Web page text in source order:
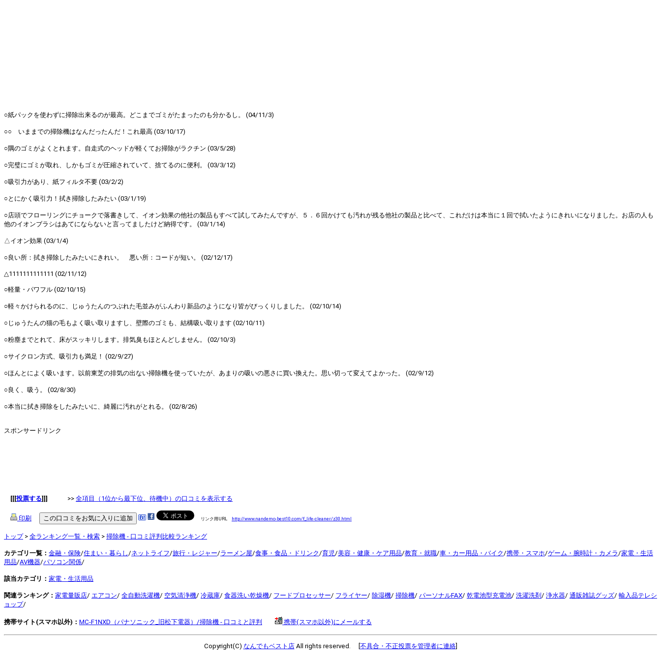
○紙パックを使わずに掃除出来るのが最高。どこまでゴミがたまったのも分かるし。 (04/11/3)
○○ いままでの掃除機はなんだったんだ！これ最高 (03/10/17)
○隅のゴミがよくとれます。自走式のヘッドが軽くてお掃除がラクチン (03/5/28)
○完璧にゴミが取れ、しかもゴミが圧縮されていて、捨てるのに便利。 (03/3/12)
○吸引力があり、紙フィルタ不要 (03/2/2)
○とにかく吸引力！拭き掃除したみたい (03/1/19)
○店頭でフローリングにチョークで落書きして、イオン効果の他社の製品もすべて試してみたんですが、５．６回かけても汚れが残る他社の製品と比べて、これだけは本当に１回で拭いたようにきれいになりました。お店の人も
他のイオンブラシはあてにならないと言ってましたけど納得です。 (03/1/14)
△イオン効果 (03/1/4)
○良い所：拭き掃除したみたいにきれい。 悪い所：コードが短い。 (02/12/17)
△1111111111111 (02/11/12)
○軽量・パワフル (02/10/15)
○軽々かけられるのに、じゅうたんのつぶれた毛並みがふんわり新品のようになり皆がびっくりしました。 (02/10/14)
○じゅうたんの猫の毛もよく吸い取りますし、壁際のゴミも、結構吸い取ります (02/10/11)
○粉塵までとれて、床がスッキリします。排気臭もほとんどしません。 (02/10/3)
○サイクロン方式、吸引力も満足！ (02/9/27)
○ほんとによく吸います。以前東芝の排気の出ない掃除機を使っていたが、あまりの吸いの悪さに買い換えた。思い切って変えてよかった。 (02/9/12)
○良く、吸う。 (02/8/30)
○本当に拭き掃除をしたみたいに、綺麗に汚れがとれる。 (02/8/26)
スポンサードリンク
[[[投票する]]] >> 全項目（1位から最下位、待機中）の口コミを表示する
印刷 リンク用URL http://www.nandemo-best10.com/f_life-cleaner/z30.html
トップ> 全ランキング一覧・検索 > 掃除機 - 口コミ評判比較ランキング
カテゴリ一覧： 金融・保険/住まい・暮らし/ネットライフ/旅行・レジャー/ラーメン屋/食事・食品・ドリンク/育児/美容・健康・ケア用品/教育・就職/車・カー用品・バイク/携帯・スマホ/ゲーム・腕時計・カメラ/家電・生活
用品/AV機器/パソコン関係/
該当カテゴリ： 家電・生活用品
関連ランキング： 家電量販店/ エアコン/ 全自動洗濯機/ 空気清浄機/ 冷蔵庫/ 食器洗い乾燥機/ フードプロセッサー/ フライヤー/ 除湿機/ 掃除機/ パーソナルFAX/ 乾電池型充電池/ 洗濯洗剤 / 浄水器/ 通販雑誌グッズ/ 輸入品テレシ
ョップ/
携帯サイト(スマホ以外)： MC-F1NXD（パナソニック_旧松下電器）/掃除機 - 口コミと評判 携帯(スマホ以外)にメールする
Copyright(C) なんでもベスト店All rights reserved. [ 不具合・不正投票を管理者に連絡]